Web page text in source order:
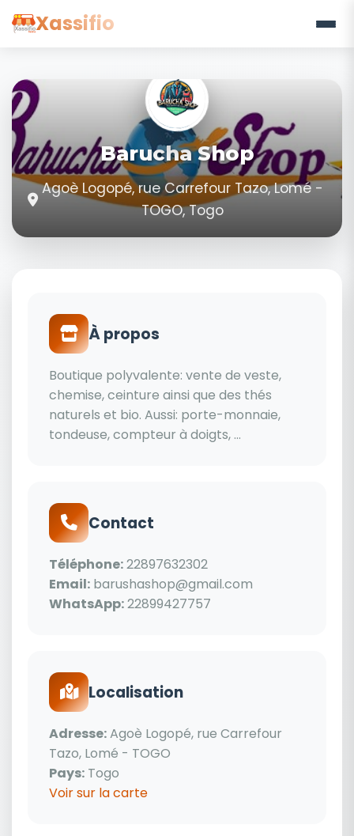
Xassifio
Barucha Shop
Agoè Logopé, rue Carrefour Tazo, Lomé -
TOGO, Togo
À propos
Boutique polyvalente: vente de veste,
chemise, ceinture ainsi que des thés
naturels et bio. Aussi: porte-monnaie,
tondeuse, compteur à doigts, ...
Contact
Téléphone:22897632302
Email: barushashop@gmail.com
WhatsApp:22899427757
Localisation
Adresse:Agoè Logopé, rue Carrefour
Tazo, Lomé - TOGO
Pays: Togo
Voir sur la carte